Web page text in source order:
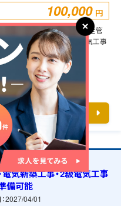
100,000 円
施工管理のお仕事です。安全管
担当して頂きます。1級電気工事
求人詳細を見る
気新築工事・2級電気工事
備可能
2027/04/01